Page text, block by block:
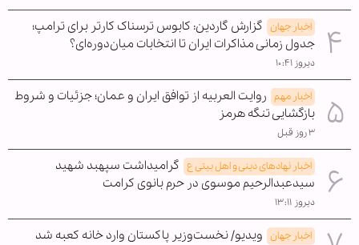
اخبار جهان گزارش گاردین: کابوس ترسناک کارتر برای ترامپ؛
جدول زمانی مذاکرات ایران تا انتخابات میان‌دوره‌ای؟
دیروز ۱۰:۴۱
اخبار مهم روایت العربیه از توافق ایران و عمان؛ جزئیات و شروط
بازگشایی تنگه هرمز
۳ روز قبل
اخبار نهادهای دینی و اهل بیتی ع گرامیداشت سپهبد شهید
سیدعبدالرحیم موسوی در حرم بانوی کرامت
دیروز ۱۳:۱۱
اخبار جهان ویدیو/ نخست‌وزیر پاکستان وارد خانه کعبه شد